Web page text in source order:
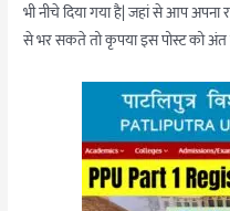
भी नीचे दिया गया है| जहां से आप
से भर सकते तो कृपया इस पोस्ट को